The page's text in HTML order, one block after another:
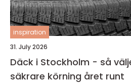
inspiration
31. July 2026
Däck i Stockholm - så
säkrare körning året runt